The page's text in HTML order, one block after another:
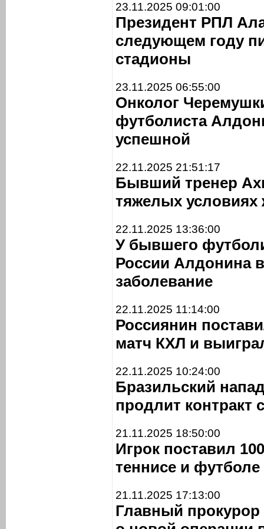
23.11.2025 09:01:00
Президент РПЛ
следующем году
стадионы
23.11.2025 06:55:00
Онколог
футболиста
успешной
22.11.2025 21:51:17
Бывший тренер
тяжелых
22.11.2025 13:36:00
У бывшего
России Алдонина
заболевание
22.11.2025 11:14:00
Россиянин
матч КХЛ и
22.11.2025 10:24:00
Бразильский
продлит контракт
21.11.2025 18:50:00
Игрок поставил
теннисе и
21.11.2025 17:13:00
Главный